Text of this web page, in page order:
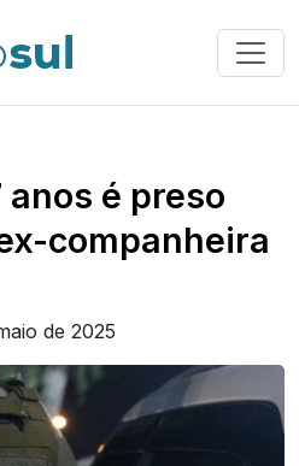
anos é preso
companheira
de 2025